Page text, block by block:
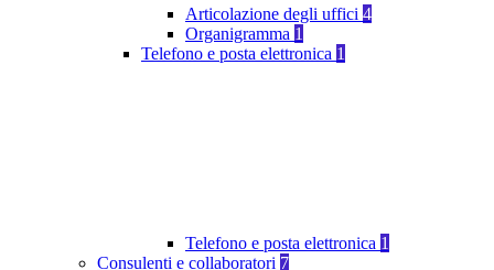
Articolazione degli uffici 4
Organigramma 1
Telefono e posta elettronica 1
Telefono e posta elettronica 1
Consulenti e collaboratori 7